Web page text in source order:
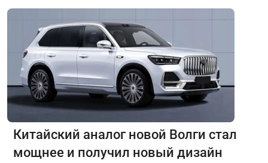
Китайский аналог новой Волги стал
мощнее и получил новый дизайн